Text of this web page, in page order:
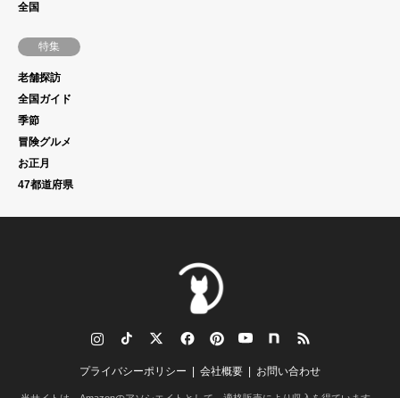
全国
特集
老舗探訪
全国ガイド
季節
冒険グルメ
お正月
47都道府県
FacebookPinterestYouTube note RSS
プライバシーポリシー 会社概要 お問い合わせ